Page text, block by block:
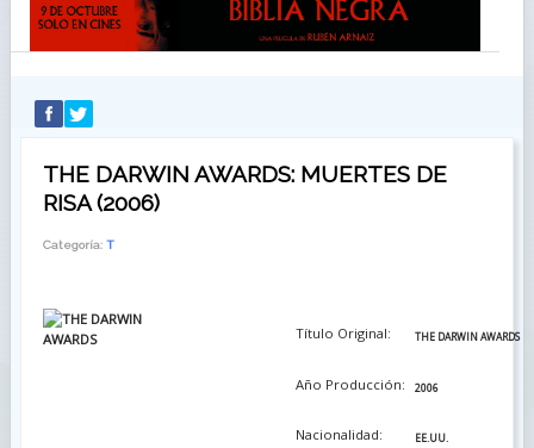
IDENTIFICARSE
THE DARWIN AWARDS: MUERTES DE
RISA (2006)
Categoría: T
Título Original: THE DARWIN AWARDS
Año Producción: 2006
Nacionalidad: EE.UU.